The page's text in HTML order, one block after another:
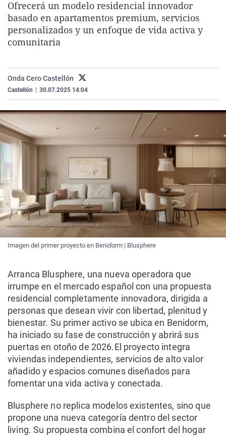
La rosa de los vientos
Gente viajera
Caso
Retornados
Extremadura
Galicia
Virales
Televisión
Ofrecerá un modelo residencial innovador
basado en apartamentos premium, servicios
personalizados y un enfoque de vida activa y
comunitaria
Onda Cero Castellón
Castellón 30.07.2025 14:04
Imagen del primer proyecto en Benidorm | Blusphere
Arranca Blusphere, una nueva operadora que
irrumpe en el mercado español con una propuesta
residencial completamente innovadora, dirigida a
personas que desean vivir con libertad, plenitud y
bienestar. Su primer activo se ubica en Benidorm,
ha iniciado su fase de construcción y abrirá sus
puertas en otoño de 2026.El proyecto integra
viviendas independientes, servicios de alto valor
añadido y espacios comunes diseñados para
fomentar una vida activa y conectada.
Blusphere no replica modelos existentes, sino que
propone una nueva categoría dentro del sector
living. Su propuesta combina el confort del hogar